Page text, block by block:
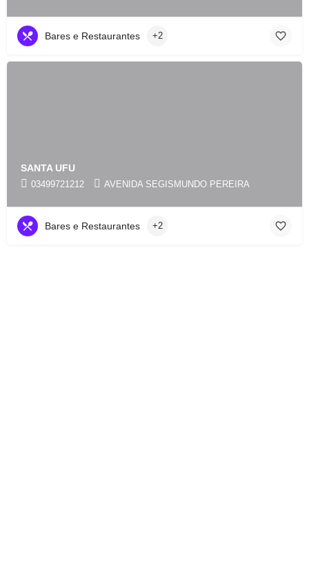
Bares e Restaurantes +2
SANTA UFU
03499721212 AVENIDA SEGISMUNDO PEREIRA
Bares e Restaurantes +2